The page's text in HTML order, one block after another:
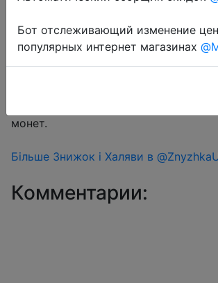
Перейти в магазин
Знижка монетками 76 Coins у
монет.
Більше Знижок і Халяви в
Комментарии:
Бот отслеживающий изменение
популярных интернет магазинах